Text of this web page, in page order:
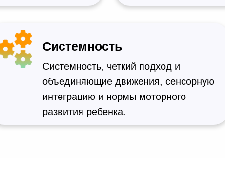
Системность, четкий подход и
объединяющие движения, сенсорную
интеграцию и нормы моторного
развития ребенка.
Системность